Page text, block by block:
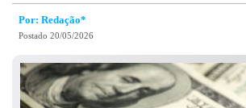
Por: Redação*
Postado 20/05/2026